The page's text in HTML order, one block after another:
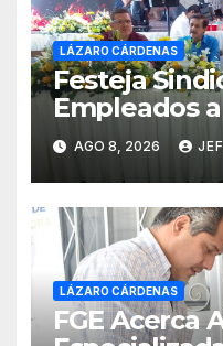
LÁZARO CÁRDENAS
Festeja
Empleados
Empleado
AGO 8, 2026
LÁZARO CÁRDENAS
FGE Acerca